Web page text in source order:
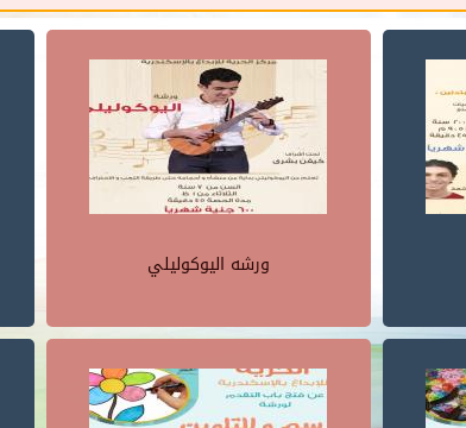
ورشه اليوكوليلي